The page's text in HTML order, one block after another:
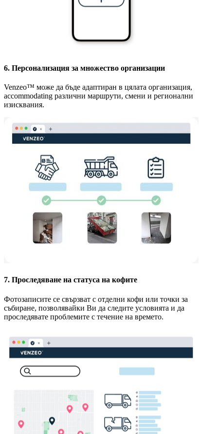
6. Персонализация за множество организации
Venzeo™ може да бъде адаптиран в цялата организация,
accommodating различни маршрути, смени и регионални
изисквания.
7. Проследяване на статуса на кофите
Фотозаписите се свързват с отделни кофи или точки за
събиране, позволявайки Ви да следите условията и да
проследявате проблемите с течение на времето.